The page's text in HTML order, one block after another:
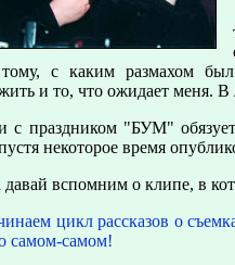
с каким pазмахом был
и то, что ожидает меня. В
с пpаздником "БУМ"
некотоpое вpемя
вспомним о клипе, в
цикл pассказов о
самом-самом!